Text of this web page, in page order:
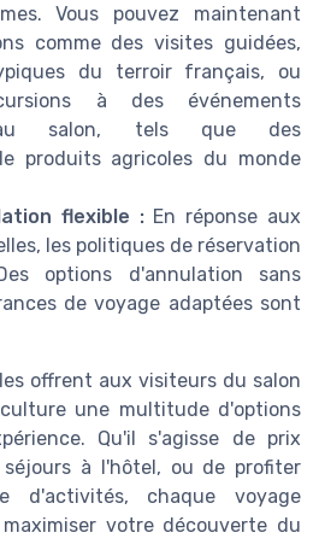
Vous pouvez maintenant
comme des visites guidées,
du terroir français, ou
à des événements
au salon, tels que des
produits agricoles du monde
flexible :En réponse aux
les politiques de réservation
options d'annulation sans
de voyage adaptées sont
offrent aux visiteurs du salon
une multitude d'options
Qu'il s'agisse de prix
à l'hôtel, ou de profiter
d'activités, chaque voyage
votre découverte du